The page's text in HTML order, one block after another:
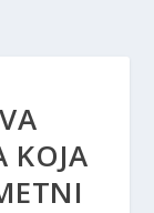
KOJA